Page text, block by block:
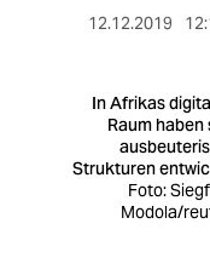
12.12.2019
In Afrikas
Raum haben
Strukturen
Foto:
Modola/